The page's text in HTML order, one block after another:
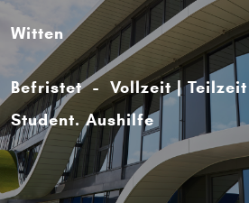
Witten
Befristet - Vollzeit | Teilzeit |
Student. Aushilfe